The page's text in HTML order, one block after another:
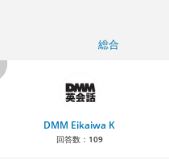
総合
DMM Eikaiwa K
回答数： 109